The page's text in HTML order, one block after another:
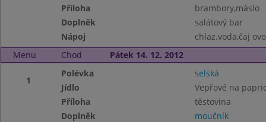
Příloha
brambory,máslo
Doplněk
salátový bar
Nápoj
chlaz.voda,čaj
Menu
Chod Pátek 14. 12. 2012
1
Polévka
selská
Jídlo
Vepřové na
Příloha
těstovina
Doplněk
moučník